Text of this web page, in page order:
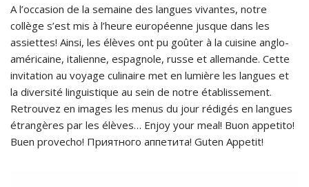
A l’occasion de la semaine des langues vivantes, notre
collège s’est mis à l’heure européenne jusque dans les
assiettes! Ainsi, les élèves ont pu goûter à la cuisine anglo-
américaine, italienne, espagnole, russe et allemande. Cette
invitation au voyage culinaire met en lumière les langues et
la diversité linguistique au sein de notre établissement.
Retrouvez en images les menus du jour rédigés en langues
étrangères par les élèves… Enjoy your meal! Buon appetito!
Buen provecho! Приятного аппетита! Guten Appetit!